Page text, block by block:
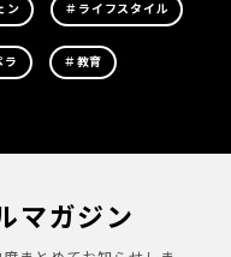
ン ＃ライフスタイル
ラ ＃教育
マガジン